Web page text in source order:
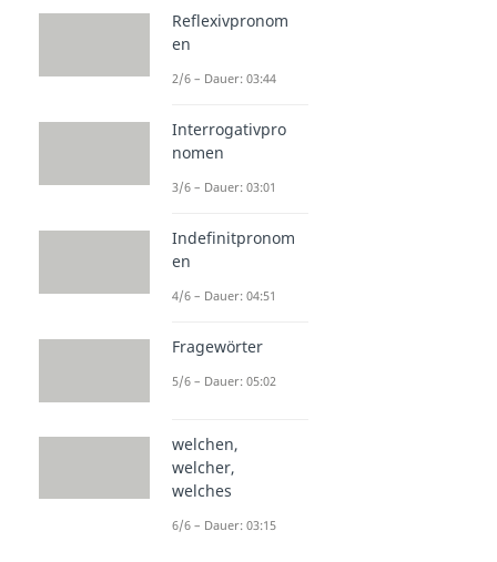
Reflexivpronom
en
2/6 – Dauer: 03:44
Interrogativpro
nomen
3/6 – Dauer: 03:01
Indefinitpronom
en
4/6 – Dauer: 04:51
Fragewörter
5/6 – Dauer: 05:02
welchen,
welcher,
welches
6/6 – Dauer: 03:15